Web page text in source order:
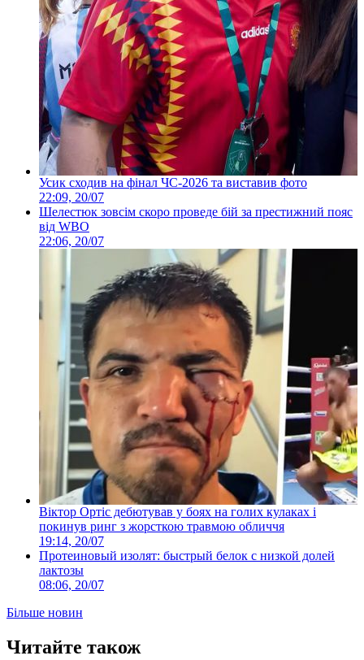
Усик сходив на фінал ЧС-2026 та виставив фото
22:09, 20/07
Шелестюк зовсім скоро проведе бій за престижний пояс
від WBO
22:06, 20/07
Віктор Ортіс дебютував у боях на голих кулаках і
покинув ринг з жорсткою травмою обличчя
19:14, 20/07
Протеиновый изолят: быстрый белок с низкой долей
лактозы
08:06, 20/07
Більше новин
Читайте також